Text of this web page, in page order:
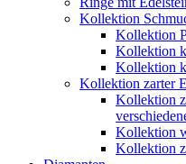
Kollektion
Kollektion
Kollektion
Kollektion
Kollektion zarter
Kollektion
Kollektion
Kollektion